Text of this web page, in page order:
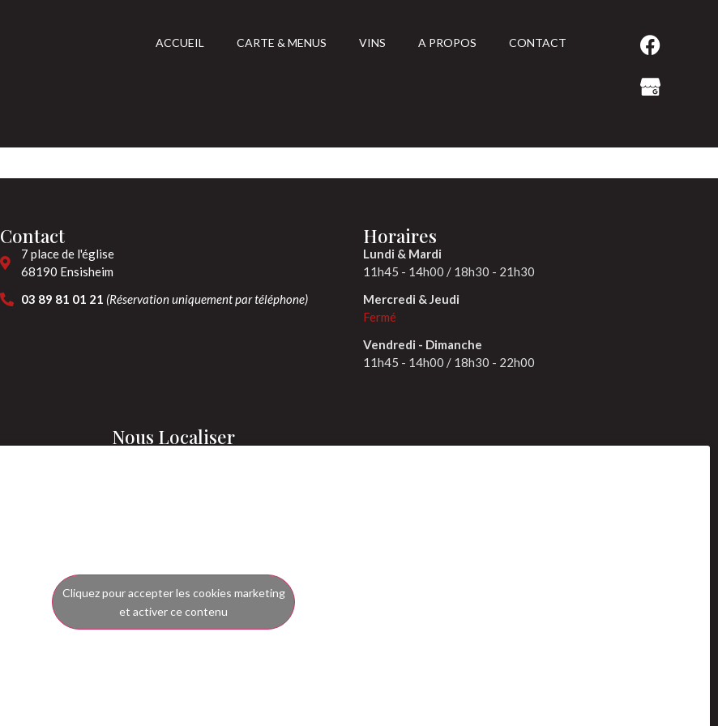
ACCUEIL CARTE & MENUS VINS A PROPOS CONTACT
Contact
7 place de l'église
68190 Ensisheim
03 89 81 01 21 (Réservation uniquement par téléphone)
Horaires
Lundi & Mardi
11h45 - 14h00 / 18h30 - 21h30
Mercredi & Jeudi
Fermé
Vendredi - Dimanche
11h45 - 14h00 / 18h30 - 22h00
Nous Localiser
Cliquez pour accepter les cookies marketing
et activer ce contenu